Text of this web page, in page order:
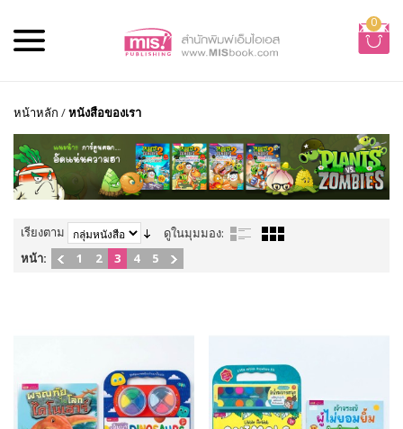
0
หน้าหลัก /หนังสือของเรา
เรียงตาม
ดูในมุมมอง:
หน้า:
1 2 3 4 5